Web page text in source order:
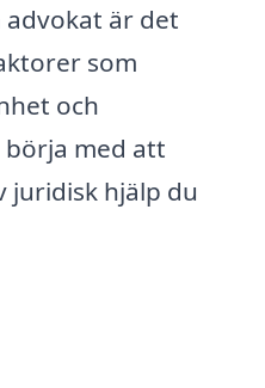
är det
som
och
med att
juridisk hjälp du